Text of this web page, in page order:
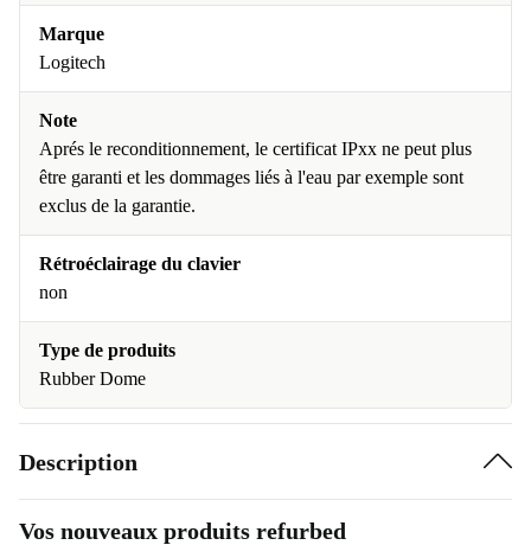
Marque
Logitech
Note
Aprés le reconditionnement, le certificat IPxx ne peut plus
être garanti et les dommages liés à l'eau par exemple sont
exclus de la garantie.
Rétroéclairage du clavier
non
Type de produits
Rubber Dome
Description
Vos nouveaux produits refurbed